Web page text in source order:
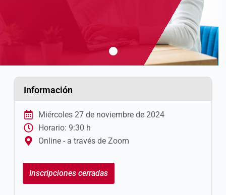
Información
Miércoles 27 de noviembre de 2024
Horario: 9:30 h
Online - a través de Zoom
Inscripciones cerradas